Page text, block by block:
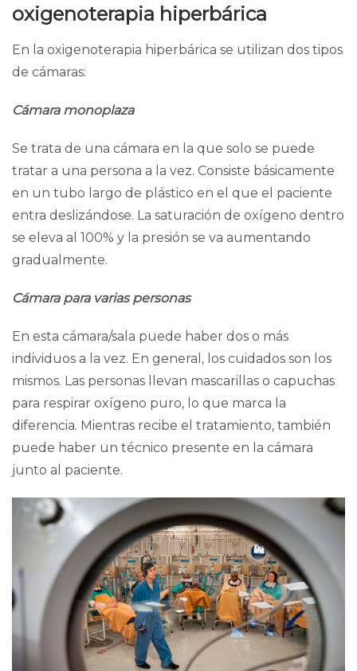
oxigenoterapia hiperbárica
En la oxigenoterapia hiperbárica se utilizan dos tipos
de cámaras:
Cámara monoplaza
Se trata de una cámara en la que solo se puede
tratar a una persona a la vez. Consiste básicamente
en un tubo largo de plástico en el que el paciente
entra deslizándose. La saturación de oxígeno dentro
se eleva al 100% y la presión se va aumentando
gradualmente.
Cámara para varias personas
En esta cámara/sala puede haber dos o más
individuos a la vez. En general, los cuidados son los
mismos. Las personas llevan mascarillas o capuchas
para respirar oxígeno puro, lo que marca la
diferencia. Mientras recibe el tratamiento, también
puede haber un técnico presente en la cámara
junto al paciente.